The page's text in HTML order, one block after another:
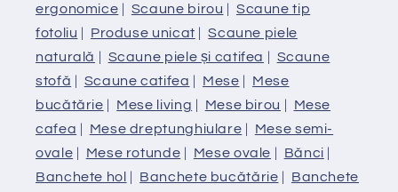
ergonomice | Scaune birou | Scaune tip
fotoliu | Produse unicat |Scaune piele
naturală | Scaune piele și catifea | Scaune
stofă | Scaune catifea | Mese | Mese
bucătărie | Mese living | Mese birou | Mese
cafea | Mese dreptunghiulare | Mese semi-
ovale | Mese rotunde | Mese ovale | Bănci |
Banchete hol | Banchete bucătărie | Banchete